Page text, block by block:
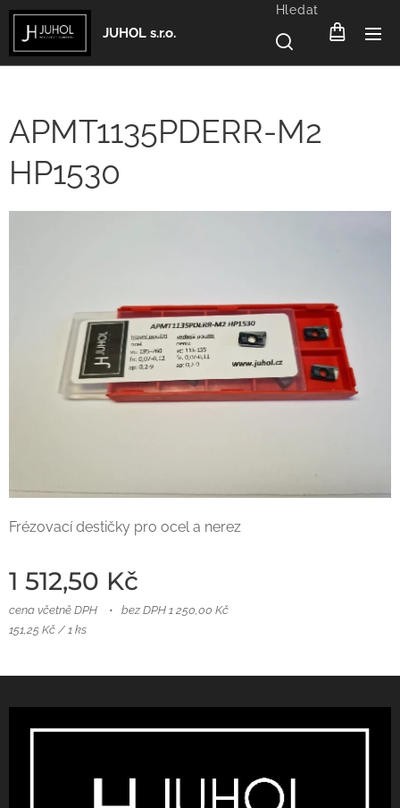
JUHOL s.r.o.
Hledat
APMT1135PDERR-M2
HP1530
Frézovací destičky pro ocel a nerez
1 512,50 Kč
cena včetně DPH
bez DPH 1 250,00 Kč
151,25 Kč / 1 ks